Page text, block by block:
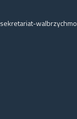
sekretariat-